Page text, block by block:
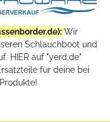
): Wir
Schlauchboot und
HIER auf "yerd.de"
für deine bei